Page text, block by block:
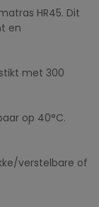
HR45. Dit
en
met 300
op 40°C.
verstelbare of